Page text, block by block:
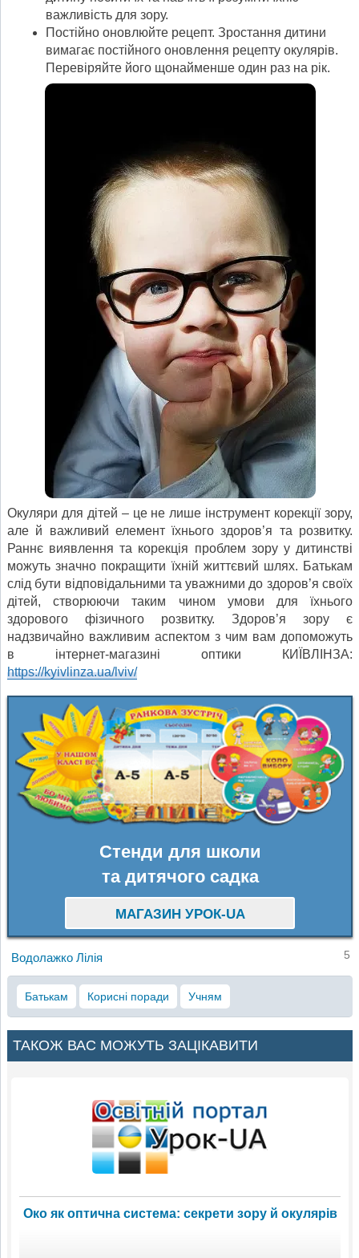
важливість для зору.
Постійно оновлюйте рецепт. Зростання дитини
вимагає постійного оновлення рецепту окулярів.
Перевіряйте його щонайменше один раз на рік.
Окуляри для дітей – це не лише інструмент корекції зору,
але й важливий елемент їхнього здоров’я та розвитку.
Раннє виявлення та корекція проблем зору у дитинстві
можуть значно покращити їхній життєвий шлях. Батькам
слід бути відповідальними та уважними до здоров’я своїх
дітей, створюючи таким чином умови для їхнього
здорового фізичного розвитку. Здоров’я зору є
надзвичайно важливим аспектом з чим вам допоможуть
в інтернет-магазині оптики КИЇВЛІНЗА:
https://kyivlinza.ua/lviv/
Стенди для школи
та дитячого садка
МАГАЗИН УРОК-UA
Водолажко Лілія 5
Батькам Корисні поради Учням
ТАКОЖ ВАС МОЖУТЬ ЗАЦІКАВИТИ
Око як оптична система: секрети зору й окулярів